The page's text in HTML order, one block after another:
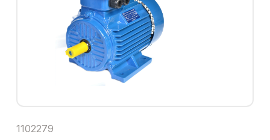
1102279